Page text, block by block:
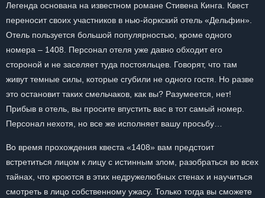
Легенда основана на известном романе Стивена Кинга. Квест
переносит своих участников в нью-йоркский отель «Дельфин».
Отель пользуется большой популярностью, кроме одного
номера – 1408. Персонал отеля уже давно обходит его
стороной и не заселяет туда постояльцев. Говорят, что там
живут темные силы, которые сгубили не одного гостя. Но разве
это остановит таких смельчаков, как вы? Разумеется, нет!
Прибыв в отель, вы просите впустить вас в тот самый номер.
Персонал нехотя, но все же исполняет вашу просьбу…
Во время прохождения квеста «1408» вам предстоит
встретиться лицом к лицу с истинным злом, разобраться во всех
тайнах, что кроются в этих недружелюбных стенах и научиться
смотреть в лицо собственному ужасу. Только тогда вы сможете